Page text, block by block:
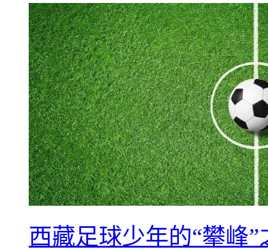
西藏足球少年的“攀峰